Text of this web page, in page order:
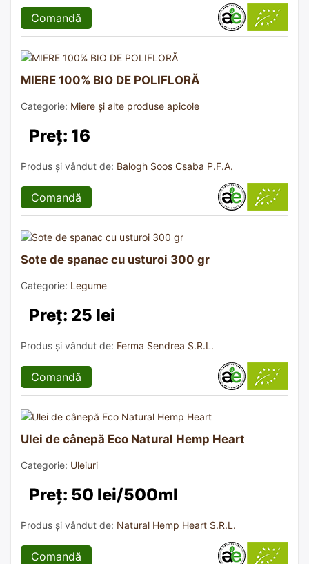
Comandă
MIERE 100% BIO DE POLIFLORĂ
Categorie: Miere și alte produse apicole
Preț: 16
Produs și vândut de: Balogh Soos Csaba P.F.A.
Comandă
Sote de spanac cu usturoi 300 gr
Categorie: Legume
Preț: 25 lei
Produs și vândut de: Ferma Sendrea S.R.L.
Comandă
Ulei de cânepă Eco Natural Hemp Heart
Categorie: Uleiuri
Preț: 50 lei/500ml
Produs și vândut de: Natural Hemp Heart S.R.L.
Comandă